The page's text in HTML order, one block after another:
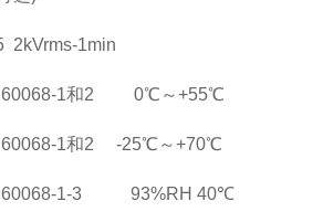
1min
1和2 0℃～+55℃
60068-1和2 -25℃～+70℃
60068-1-3 93%RH 40℃